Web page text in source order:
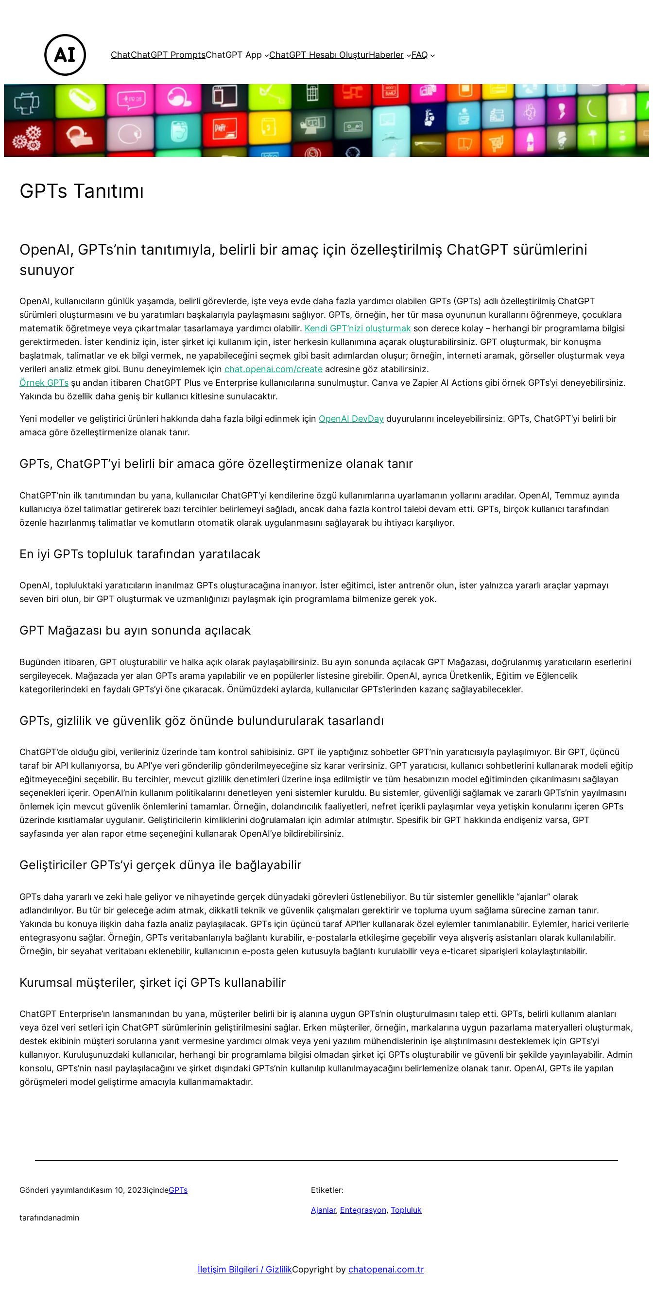
ChatChatGPT PromptsChatGPT App ChatGPT Hesabı OluşturHaberler FAQ
GPTs Tanıtımı
OpenAI, GPTs’nin tanıtımıyla, belirli bir amaç için özelleştirilmiş ChatGPT sürümlerini
sunuyor
OpenAI, kullanıcıların günlük yaşamda, belirli görevlerde, işte veya evde daha fazla yardımcı olabilen GPTs (GPTs) adlı özelleştirilmiş ChatGPT
sürümleri oluşturmasını ve bu yaratımları başkalarıyla paylaşmasını sağlıyor. GPTs, örneğin, her tür masa oyununun kurallarını öğrenmeye, çocuklara
matematik öğretmeye veya çıkartmalar tasarlamaya yardımcı olabilir. Kendi GPT’nizi oluşturmak son derece kolay – herhangi bir programlama bilgisi
gerektirmeden. İster kendiniz için, ister şirket içi kullanım için, ister herkesin kullanımına açarak oluşturabilirsiniz. GPT oluşturmak, bir konuşma
başlatmak, talimatlar ve ek bilgi vermek, ne yapabileceğini seçmek gibi basit adımlardan oluşur; örneğin, interneti aramak, görseller oluşturmak veya
verileri analiz etmek gibi. Bunu deneyimlemek için chat.openai.com/create adresine göz atabilirsiniz.
Örnek GPTs şu andan itibaren ChatGPT Plus ve Enterprise kullanıcılarına sunulmuştur. Canva ve Zapier AI Actions gibi örnek GPTs’yi deneyebilirsiniz.
Yakında bu özellik daha geniş bir kullanıcı kitlesine sunulacaktır.
Yeni modeller ve geliştirici ürünleri hakkında daha fazla bilgi edinmek için OpenAI DevDay duyurularını inceleyebilirsiniz. GPTs, ChatGPT’yi belirli bir
amaca göre özelleştirmenize olanak tanır.
GPTs, ChatGPT’yi belirli bir amaca göre özelleştirmenize olanak tanır
ChatGPT’nin ilk tanıtımından bu yana, kullanıcılar ChatGPT’yi kendilerine özgü kullanımlarına uyarlamanın yollarını aradılar. OpenAI, Temmuz ayında
kullanıcıya özel talimatlar getirerek bazı tercihler belirlemeyi sağladı, ancak daha fazla kontrol talebi devam etti. GPTs, birçok kullanıcı tarafından
özenle hazırlanmış talimatlar ve komutların otomatik olarak uygulanmasını sağlayarak bu ihtiyacı karşılıyor.
En iyi GPTs topluluk tarafından yaratılacak
OpenAI, topluluktaki yaratıcıların inanılmaz GPTs oluşturacağına inanıyor. İster eğitimci, ister antrenör olun, ister yalnızca yararlı araçlar yapmayı
seven biri olun, bir GPT oluşturmak ve uzmanlığınızı paylaşmak için programlama bilmenize gerek yok.
GPT Mağazası bu ayın sonunda açılacak
Bugünden itibaren, GPT oluşturabilir ve halka açık olarak paylaşabilirsiniz. Bu ayın sonunda açılacak GPT Mağazası, doğrulanmış yaratıcıların eserlerini
sergileyecek. Mağazada yer alan GPTs arama yapılabilir ve en popülerler listesine girebilir. OpenAI, ayrıca Üretkenlik, Eğitim ve Eğlencelik
kategorilerindeki en faydalı GPTs’yi öne çıkaracak. Önümüzdeki aylarda, kullanıcılar GPTs’lerinden kazanç sağlayabilecekler.
GPTs, gizlilik ve güvenlik göz önünde bulundurularak tasarlandı
ChatGPT’de olduğu gibi, verileriniz üzerinde tam kontrol sahibisiniz. GPT ile yaptığınız sohbetler GPT’nin yaratıcısıyla paylaşılmıyor. Bir GPT, üçüncü
taraf bir API kullanıyorsa, bu API’ye veri gönderilip gönderilmeyeceğine siz karar verirsiniz. GPT yaratıcısı, kullanıcı sohbetlerini kullanarak modeli eğitip
eğitmeyeceğini seçebilir. Bu tercihler, mevcut gizlilik denetimleri üzerine inşa edilmiştir ve tüm hesabınızın model eğitiminden çıkarılmasını sağlayan
seçenekleri içerir. OpenAI’nin kullanım politikalarını denetleyen yeni sistemler kuruldu. Bu sistemler, güvenliği sağlamak ve zararlı GPTs’nin yayılmasını
önlemek için mevcut güvenlik önlemlerini tamamlar. Örneğin, dolandırıcılık faaliyetleri, nefret içerikli paylaşımlar veya yetişkin konularını içeren GPTs
üzerinde kısıtlamalar uygulanır. Geliştiricilerin kimliklerini doğrulamaları için adımlar atılmıştır. Spesifik bir GPT hakkında endişeniz varsa, GPT
sayfasında yer alan rapor etme seçeneğini kullanarak OpenAI’ye bildirebilirsiniz.
Geliştiriciler GPTs’yi gerçek dünya ile bağlayabilir
GPTs daha yararlı ve zeki hale geliyor ve nihayetinde gerçek dünyadaki görevleri üstlenebiliyor. Bu tür sistemler genellikle “ajanlar” olarak
adlandırılıyor. Bu tür bir geleceğe adım atmak, dikkatli teknik ve güvenlik çalışmaları gerektirir ve topluma uyum sağlama sürecine zaman tanır.
Yakında bu konuya ilişkin daha fazla analiz paylaşılacak. GPTs için üçüncü taraf API’ler kullanarak özel eylemler tanımlanabilir. Eylemler, harici verilerle
entegrasyonu sağlar. Örneğin, GPTs veritabanlarıyla bağlantı kurabilir, e-postalarla etkileşime geçebilir veya alışveriş asistanları olarak kullanılabilir.
Örneğin, bir seyahat veritabanı eklenebilir, kullanıcının e-posta gelen kutusuyla bağlantı kurulabilir veya e-ticaret siparişleri kolaylaştırılabilir.
Kurumsal müşteriler, şirket içi GPTs kullanabilir
ChatGPT Enterprise’ın lansmanından bu yana, müşteriler belirli bir iş alanına uygun GPTs’nin oluşturulmasını talep etti. GPTs, belirli kullanım alanları
veya özel veri setleri için ChatGPT sürümlerinin geliştirilmesini sağlar. Erken müşteriler, örneğin, markalarına uygun pazarlama materyalleri oluşturmak,
destek ekibinin müşteri sorularına yanıt vermesine yardımcı olmak veya yeni yazılım mühendislerinin işe alıştırılmasını desteklemek için GPTs’yi
kullanıyor. Kuruluşunuzdaki kullanıcılar, herhangi bir programlama bilgisi olmadan şirket içi GPTs oluşturabilir ve güvenli bir şekilde yayınlayabilir. Admin
konsolu, GPTs’nin nasıl paylaşılacağını ve şirket dışındaki GPTs’nin kullanılıp kullanılmayacağını belirlemenize olanak tanır. OpenAI, GPTs ile yapılan
görüşmeleri model geliştirme amacıyla kullanmamaktadır.
Gönderi yayımlandıKasım 10, 2023içindeGPTs
tarafındanadmin
Etiketler:
Ajanlar, Entegrasyon, Topluluk
İletişim Bilgileri / GizlilikCopyright by chatopenai.com.tr